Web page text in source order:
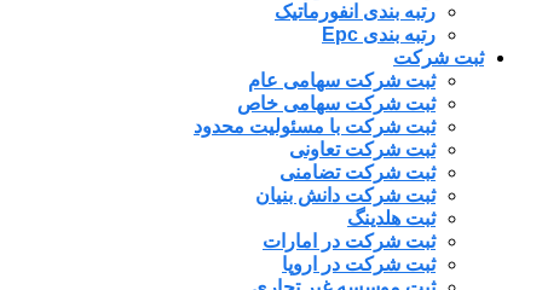
رتبه بندی انفورماتیک
رتبه بندی Epc
ثبت شرکت
ثبت شرکت سهامی عام
ثبت شرکت سهامی خاص
ثبت شرکت با مسئولیت محدود
ثبت شرکت تعاونی
ثبت شرکت تضامنی
ثبت شرکت دانش بنیان
ثبت هلدینگ
ثبت شرکت در امارات
ثبت شرکت در اروپا